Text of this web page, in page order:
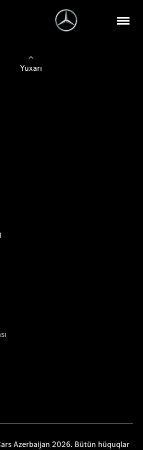
Yuxarı
Azerbaijan 2026. Bütün hüquqlar